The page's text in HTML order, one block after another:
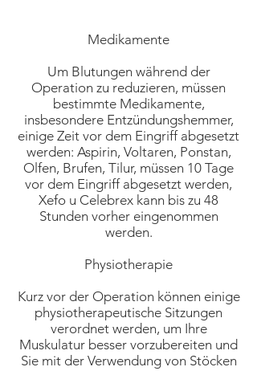
Medikamente
Um Blutungen während der
Operation zu reduzieren, müssen
bestimmte Medikamente,
insbesondere Entzündungshemmer,
einige Zeit vor dem Eingriff abgesetzt
werden: Aspirin, Voltaren, Ponstan,
Olfen, Brufen, Tilur, müssen 10 Tage
vor dem Eingriff abgesetzt werden,
Xefo u Celebrex kann bis zu 48
Stunden vorher eingenommen
werden.
Physiotherapie
Kurz vor der Operation können einige
physiotherapeutische Sitzungen
verordnet werden, um Ihre
Muskulatur besser vorzubereiten und
Sie mit der Verwendung von Stöcken